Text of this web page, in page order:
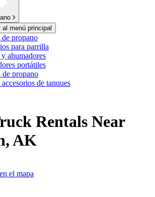
al menú principal
de propano
para parrilla
ahumadores
portátiles
de propano
de tanques
Rentals Near
AK
el mapa